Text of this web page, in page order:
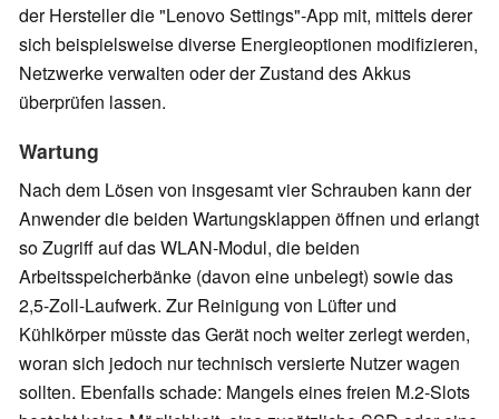
der Hersteller die "Lenovo Settings"-App mit, mittels derer
sich beispielsweise diverse Energieoptionen modifizieren,
Netzwerke verwalten oder der Zustand des Akkus
überprüfen lassen.
Wartung
Nach dem Lösen von insgesamt vier Schrauben kann der
Anwender die beiden Wartungsklappen öffnen und erlangt
so Zugriff auf das WLAN-Modul, die beiden
Arbeitsspeicherbänke (davon eine unbelegt) sowie das
2,5-Zoll-Laufwerk. Zur Reinigung von Lüfter und
Kühlkörper müsste das Gerät noch weiter zerlegt werden,
woran sich jedoch nur technisch versierte Nutzer wagen
sollten. Ebenfalls schade: Mangels eines freien M.2-Slots